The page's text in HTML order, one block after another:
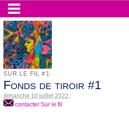
SUR LE FIL #1
Fonds de tiroir #1
dimanche 10 juillet 2022
contacter Sur le fil